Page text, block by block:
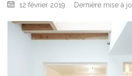
12 février 2019 Dernière mise à